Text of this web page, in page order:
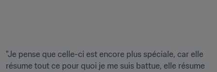
"Je pense que celle-ci est encore plus spéciale, car elle
résume tout ce pour quoi je me suis battue, elle résume